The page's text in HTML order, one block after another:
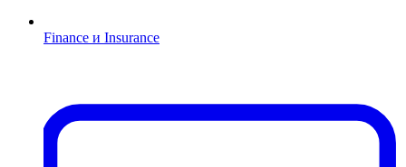
Finance и Insurance